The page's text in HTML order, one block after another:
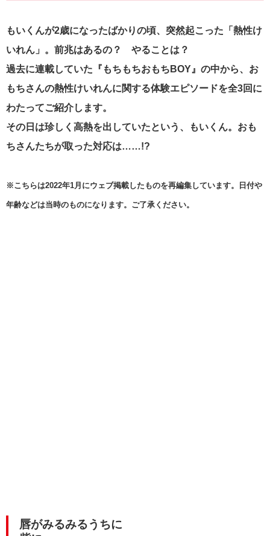
もいくんが2歳になったばかりの頃、突然起こった「熱性け
いれん」。前兆はあるの？ やることは？
過去に連載していた『もちもちおもちBOY』の中から、お
もちさんの熱性けいれんに関する体験エピソードを全3回に
わたってご紹介します。
その日は珍しく高熱を出していたという、もいくん。おも
ちさんたちが取った対応は……!?
※こちらは2022年1月にウェブ掲載したものを再編集しています。日付や
年齢などは当時のものになります。ご了承ください。
唇がみるみるうちに